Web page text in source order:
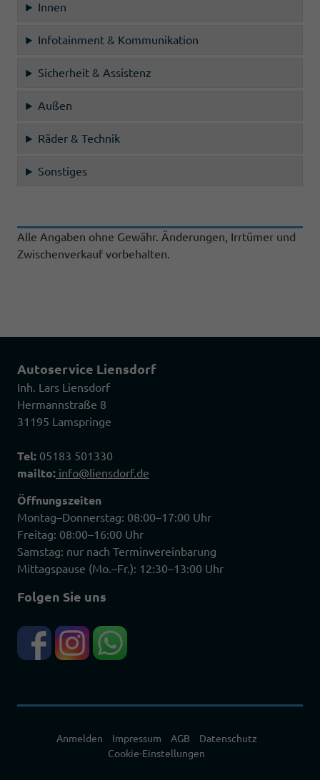
Innen
Infotainment & Kommunikation
Sicherheit & Assistenz
Außen
Räder & Technik
Sonstiges
Alle Angaben ohne Gewähr. Änderungen, Irrtümer und
Zwischenverkauf vorbehalten.
Autoservice Liensdorf
Inh. Lars Liensdorf
Hermannstraße 8
31195 Lamspringe
Tel: 05183 501330
mailto: info@liensdorf.de
Öffnungszeiten
Montag–Donnerstag: 08:00–17:00 Uhr
Freitag: 08:00–16:00 Uhr
Samstag: nur nach Terminvereinbarung
Mittagspause (Mo.–Fr.): 12:30–13:00 Uhr
Folgen Sie uns
Anmelden Impressum AGB
Datenschutz
Cookie-Einstellungen